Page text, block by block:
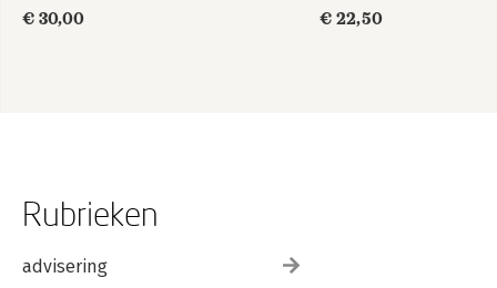
€ 30,00
€ 22,50
Rubrieken
advisering